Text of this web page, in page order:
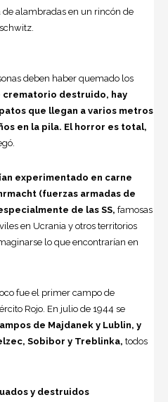
alambradas en un rincón de
deben haber quemado los
crematorio destruido, hay
que llegan a varios metros
en la pila. El horror es total,
experimentado en carne
(fuerzas armadas de
de las SS, famosas
en Ucrania y otros territorios
lo que encontrarían en
fue el primer campo de
Rojo. En julio de 1944 se
de Majdanek y Lublin, y
Sobibor y Treblinka, todos
y destruidos